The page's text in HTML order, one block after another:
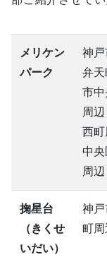
メリケン
パーク
神
弁天
市中
周
西
中
周辺
掬星台
（きくせ
いだい）
神
町周